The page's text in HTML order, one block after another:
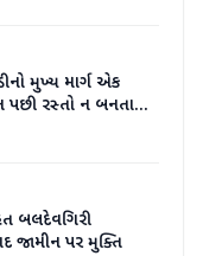
મુખ્ય માર્ગ એક
પછી રસ્તો ન બનતા
બલદેવગિરી
જામીન પર મુક્તિ